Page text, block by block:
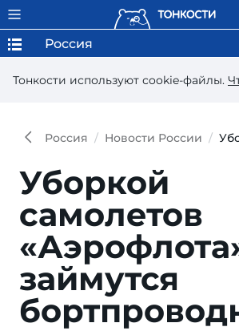
Тонкости используют сookie-файлы.
Россия
Россия Новости России
Уборкой
самолетов
займутся